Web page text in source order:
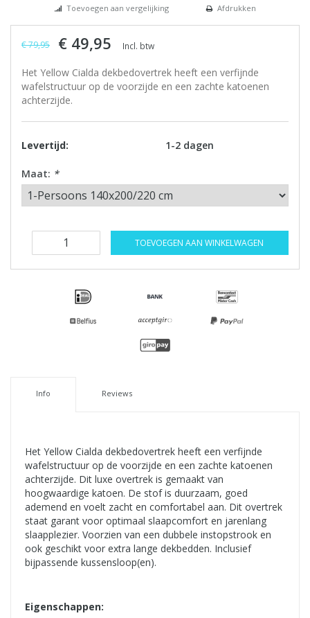
Toevoegen aan vergelijking
Afdrukken
€ 79,95 € 49,95 Incl. btw
Het Yellow Cialda dekbedovertrek heeft een verfijnde
wafelstructuur op de voorzijde en een zachte katoenen
achterzijde.
Levertijd: 1-2 dagen
Maat: *
TOEVOEGEN AAN WINKELWAGEN
Info Reviews
Het Yellow Cialda dekbedovertrek heeft een verfijnde
wafelstructuur op de voorzijde en een zachte katoenen
achterzijde. Dit luxe overtrek is gemaakt van
hoogwaardige katoen. De stof is duurzaam, goed
ademend en voelt zacht en comfortabel aan. Dit overtrek
staat garant voor optimaal slaapcomfort en jarenlang
slaapplezier. Voorzien van een dubbele instopstrook en
ook geschikt voor extra lange dekbedden. Inclusief
bijpassende kussensloop(en).
Eigenschappen: